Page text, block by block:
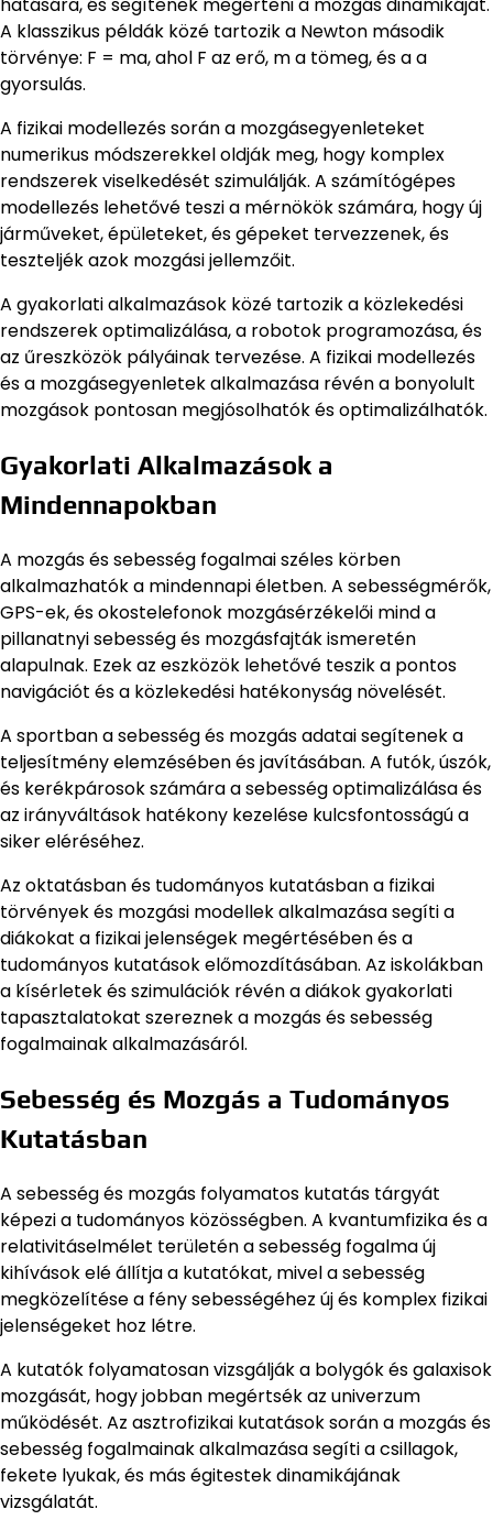
hatására, és segítenek megérteni a mozgás dinamikáját.
A klasszikus példák közé tartozik a Newton második
törvénye: F = ma, ahol F az erő, m a tömeg, és a a
gyorsulás.
A fizikai modellezés során a mozgásegyenleteket
numerikus módszerekkel oldják meg, hogy komplex
rendszerek viselkedését szimulálják. A számítógépes
modellezés lehetővé teszi a mérnökök számára, hogy új
járműveket, épületeket, és gépeket tervezzenek, és
teszteljék azok mozgási jellemzőit.
A gyakorlati alkalmazások közé tartozik a közlekedési
rendszerek optimalizálása, a robotok programozása, és
az űreszközök pályáinak tervezése. A fizikai modellezés
és a mozgásegyenletek alkalmazása révén a bonyolult
mozgások pontosan megjósolhatók és optimalizálhatók.
Gyakorlati Alkalmazások a
Mindennapokban
A mozgás és sebesség fogalmai széles körben
alkalmazhatók a mindennapi életben. A sebességmérők,
GPS-ek, és okostelefonok mozgásérzékelői mind a
pillanatnyi sebesség és mozgásfajták ismeretén
alapulnak. Ezek az eszközök lehetővé teszik a pontos
navigációt és a közlekedési hatékonyság növelését.
A sportban a sebesség és mozgás adatai segítenek a
teljesítmény elemzésében és javításában. A futók, úszók,
és kerékpárosok számára a sebesség optimalizálása és
az irányváltások hatékony kezelése kulcsfontosságú a
siker eléréséhez.
Az oktatásban és tudományos kutatásban a fizikai
törvények és mozgási modellek alkalmazása segíti a
diákokat a fizikai jelenségek megértésében és a
tudományos kutatások előmozdításában. Az iskolákban
a kísérletek és szimulációk révén a diákok gyakorlati
tapasztalatokat szereznek a mozgás és sebesség
fogalmainak alkalmazásáról.
Sebesség és Mozgás a Tudományos
Kutatásban
A sebesség és mozgás folyamatos kutatás tárgyát
képezi a tudományos közösségben. A kvantumfizika és a
relativitáselmélet területén a sebesség fogalma új
kihívások elé állítja a kutatókat, mivel a sebesség
megközelítése a fény sebességéhez új és komplex fizikai
jelenségeket hoz létre.
A kutatók folyamatosan vizsgálják a bolygók és galaxisok
mozgását, hogy jobban megértsék az univerzum
működését. Az asztrofizikai kutatások során a mozgás és
sebesség fogalmainak alkalmazása segíti a csillagok,
fekete lyukak, és más égitestek dinamikájának
vizsgálatát.